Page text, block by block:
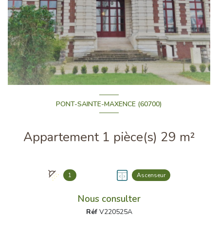
PONT-SAINTE-MAXENCE (60700)
Appartement 1 pièce(s) 29 m²
1 Ascenseur
Nous consulter
Réf V220525A